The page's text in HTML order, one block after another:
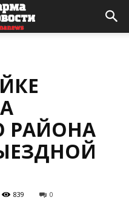
РАЙОНА
839 0